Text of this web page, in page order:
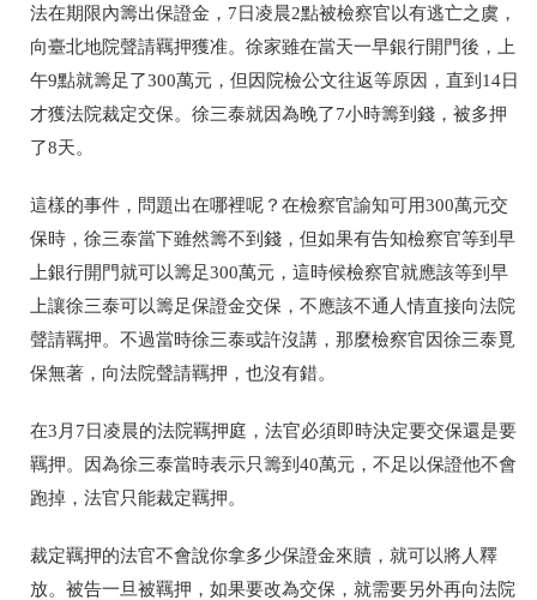
法在期限內籌出保證金，7日凌晨2點被檢察官以有逃亡之虞，
向臺北地院聲請羈押獲准。徐家雖在當天一早銀行開門後，上
午9點就籌足了300萬元，但因院檢公文往返等原因，直到14日
才獲法院裁定交保。徐三泰就因為晚了7小時籌到錢，被多押
了8天。
這樣的事件，問題出在哪裡呢？在檢察官諭知可用300萬元交
保時，徐三泰當下雖然籌不到錢，但如果有告知檢察官等到早
上銀行開門就可以籌足300萬元，這時候檢察官就應該等到早
上讓徐三泰可以籌足保證金交保，不應該不通人情直接向法院
聲請羈押。不過當時徐三泰或許沒講，那麼檢察官因徐三泰覓
保無著，向法院聲請羈押，也沒有錯。
在3月7日凌晨的法院羈押庭，法官必須即時決定要交保還是要
羈押。因為徐三泰當時表示只籌到40萬元，不足以保證他不會
跑掉，法官只能裁定羈押。
裁定羈押的法官不會說你拿多少保證金來贖，就可以將人釋
放。被告一旦被羈押，如果要改為交保，就需要另外再向法院